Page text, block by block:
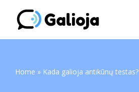
Skip
to
Home » Kada galioja antikūnų testas?